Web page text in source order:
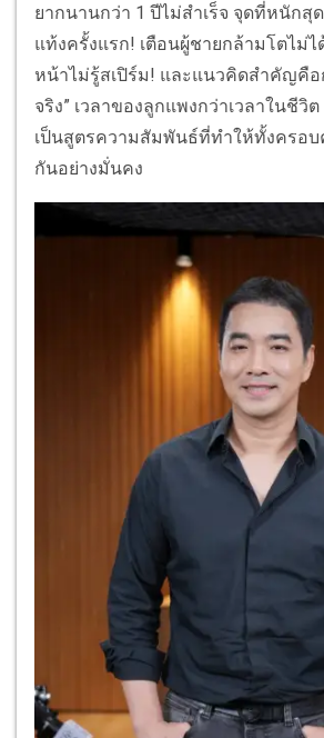
ยากนานกว่า 1 ปีไม่สำเร็จ จุดที่หนักสุ
แท้งครั้งแรก! เตือนผู้ชายกล้ามโตไม่ไ
หน้าไม่รู้สเปิร์ม! และแนวคิดสำคัญคือ
จริง” เวลาของลูกแพงกว่าเวลาในชีวิ
เป็นสูตรความสัมพันธ์ที่ทำให้ทั้งครอบ
กันอย่างมั่นคง